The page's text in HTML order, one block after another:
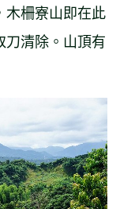
木柵寮山即在此
清除。山頂有